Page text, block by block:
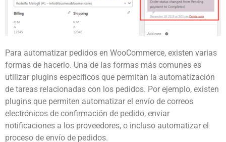
Para automatizar pedidos en WooCommerce, existen varias
formas de hacerlo. Una de las formas más comunes es
utilizar plugins específicos que permitan la automatización
de tareas relacionadas con los pedidos. Por ejemplo, existen
plugins que permiten automatizar el envío de correos
electrónicos de confirmación de pedido, enviar
notificaciones a los proveedores, o incluso automatizar el
proceso de envío de pedidos.